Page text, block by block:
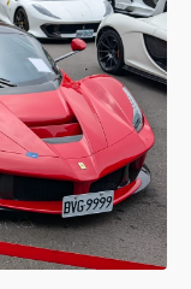
。